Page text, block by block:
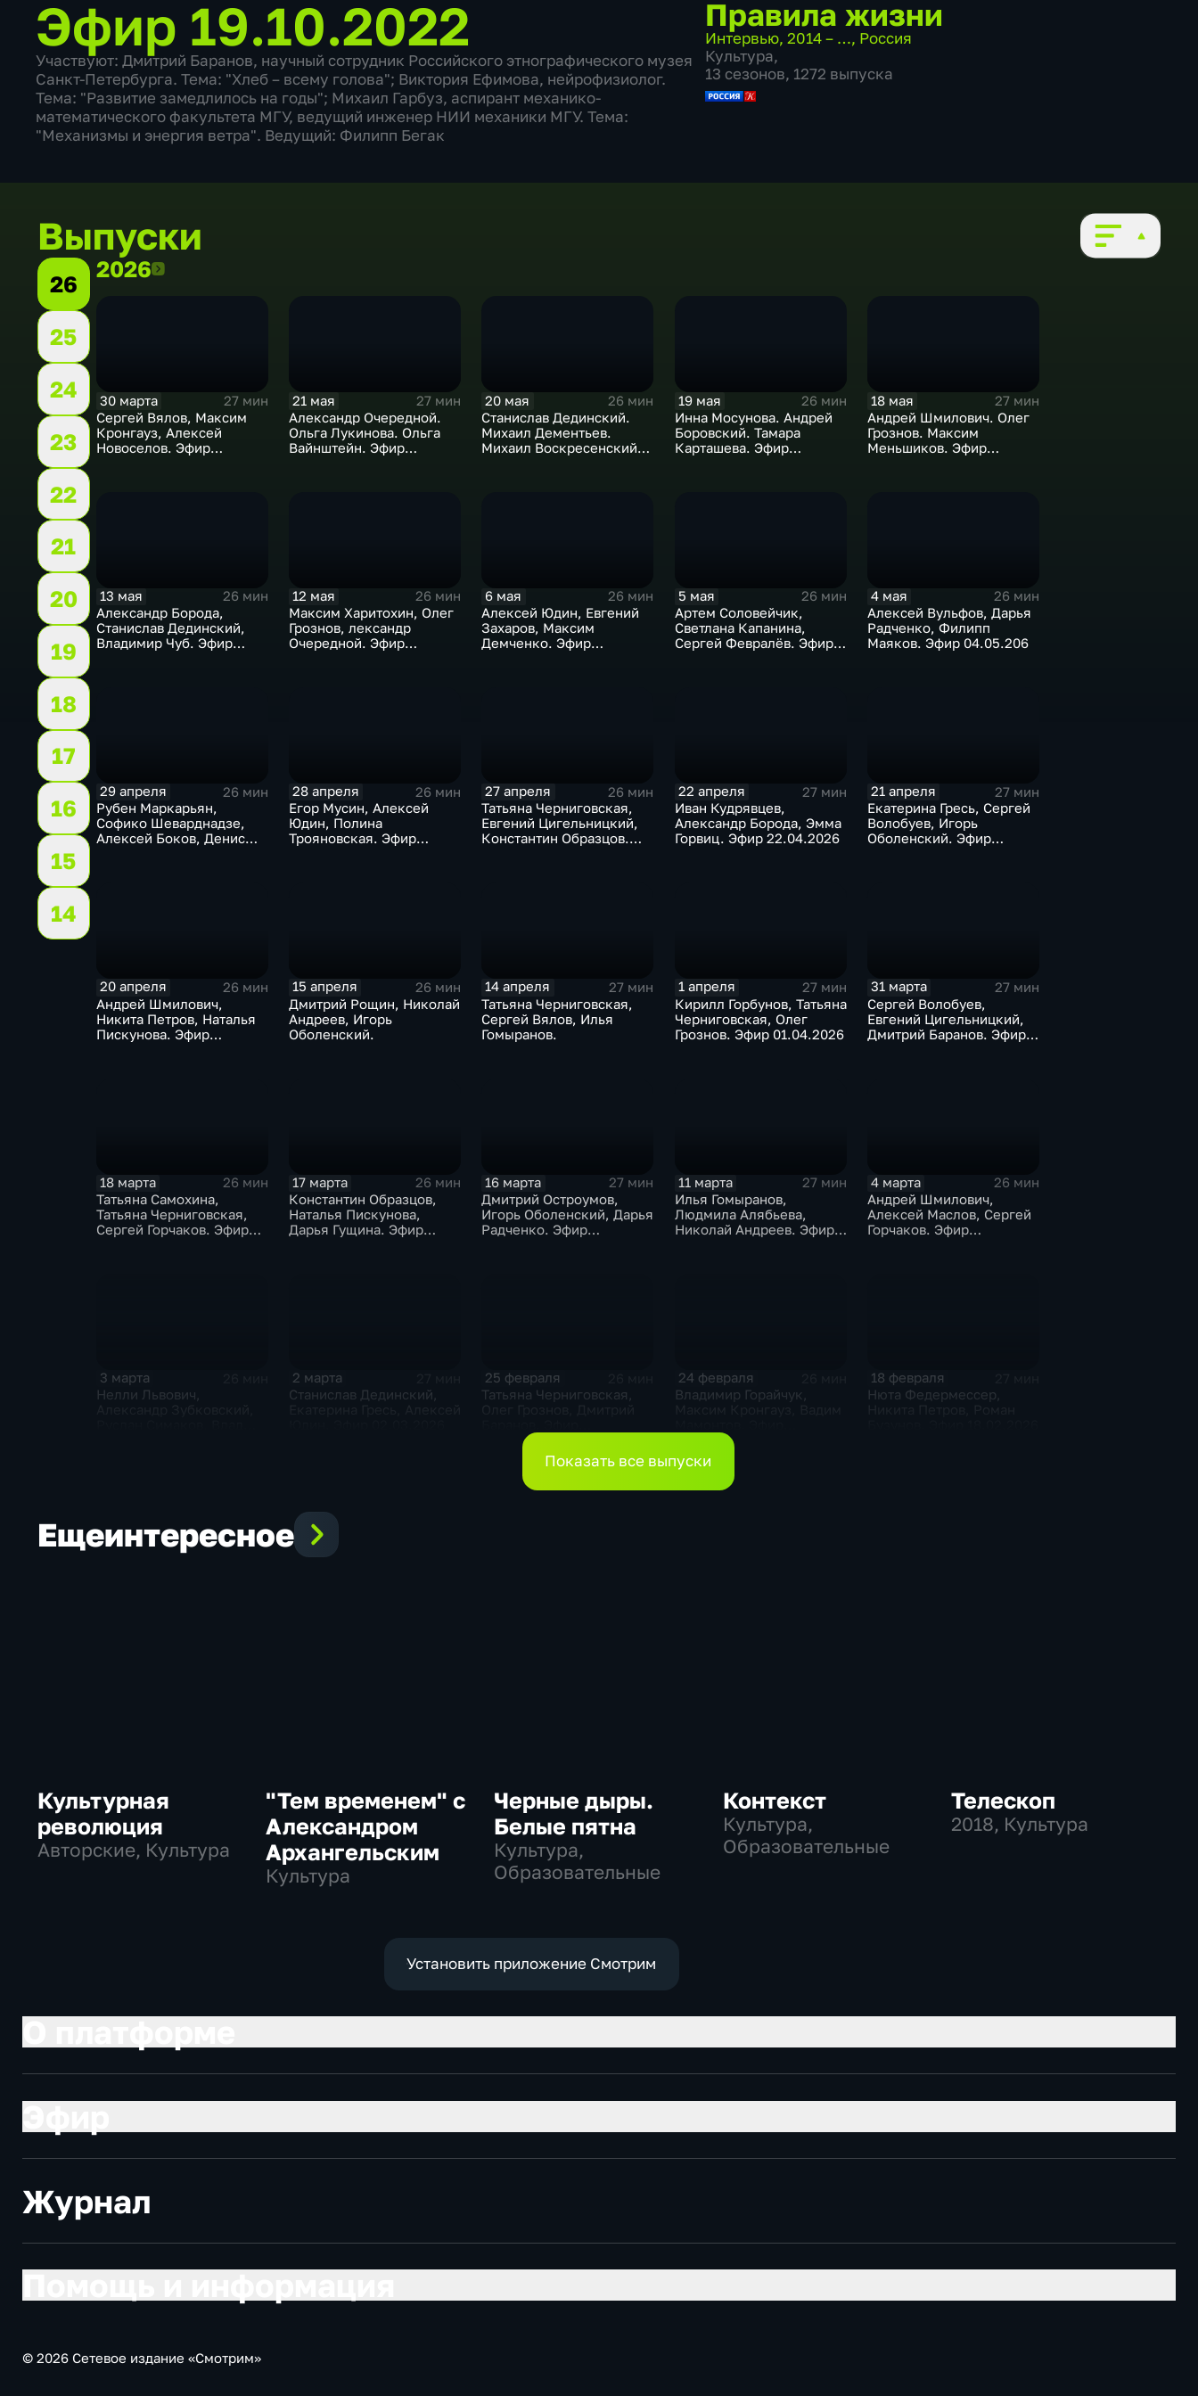
Эфир 19.10.2022
Участвуют: Дмитрий Баранов, научный сотрудник Российского этнографического музея
Санкт-Петербурга. Тема: "Хлеб – всему голова"; Виктория Ефимова, нейрофизиолог.
Тема: "Развитие замедлилось на годы"; Михаил Гарбуз, аспирант механико-
математического факультета МГУ, ведущий инженер НИИ механики МГУ. Тема:
"Механизмы и энергия ветра". Ведущий: Филипп Бегак
Правила жизни
Интервью, 2014 – …, Россия
Культура,
13 сезонов, 1272 выпуска
Выпуски
26
25
24
23
22
21
20
19
18
17
16
15
14
20262026
30 марта
27 мин
Сергей Вялов, Максим
Кронгауз, Алексей
Новоселов. Эфир
21 мая
27 мин
Александр Очередной.
Ольга Лукинова. Ольга
Вайнштейн. Эфир
20 мая
26 мин
Станислав Дединский.
Михаил Дементьев.
Михаил Воскресенский.
19 мая
26 мин
Инна Мосунова. Андрей
Боровский. Тамара
Карташева. Эфир
18 мая
27 мин
Андрей Шмилович. Олег
Грознов. Максим
Меньшиков. Эфир
13 мая
26 мин
Александр Борода,
Станислав Дединский,
Владимир Чуб. Эфир
12 мая
26 мин
Максим Харитохин, Олег
Грознов, лександр
Очередной. Эфир
6 мая
26 мин
Алексей Юдин, Евгений
Захаров, Максим
Демченко. Эфир
5 мая
26 мин
Артем Соловейчик,
Светлана Капанина,
Сергей Февралёв. Эфир
4 мая
26 мин
Алексей Вульфов, Дарья
Радченко, Филипп
Маяков. Эфир 04.05.206
29 апреля
26 мин
Рубен Маркарьян,
Софико Шеварднадзе,
Алексей Боков, Денис
28 апреля
26 мин
Егор Мусин, Алексей
Юдин, Полина
Трояновская. Эфир
27 апреля
26 мин
Татьяна Черниговская,
Евгений Цигельницкий,
Константин Образцов.
22 апреля
27 мин
Иван Кудрявцев,
Александр Борода, Эмма
Горвиц. Эфир 22.04.2026
21 апреля
27 мин
Екатерина Гресь, Сергей
Волобуев, Игорь
Оболенский. Эфир
20 апреля
26 мин
Андрей Шмилович,
Никита Петров, Наталья
Пискунова. Эфир
15 апреля
26 мин
Дмитрий Рощин, Николай
Андреев, Игорь
Оболенский.
14 апреля
27 мин
Татьяна Черниговская,
Сергей Вялов, Илья
Гомыранов.
1 апреля
27 мин
Кирилл Горбунов, Татьяна
Черниговская, Олег
Грознов. Эфир 01.04.2026
31 марта
27 мин
Сергей Волобуев,
Евгений Цигельницкий,
Дмитрий Баранов. Эфир
18 марта
26 мин
Татьяна Самохина,
Татьяна Черниговская,
Сергей Горчаков. Эфир
17 марта
26 мин
Константин Образцов,
Наталья Пискунова,
Дарья Гущина. Эфир
16 марта
27 мин
Дмитрий Остроумов,
Игорь Оболенский, Дарья
Радченко. Эфир
11 марта
27 мин
Илья Гомыранов,
Людмила Алябьева,
Николай Андреев. Эфир
4 марта
26 мин
Андрей Шмилович,
Алексей Маслов, Сергей
Горчаков. Эфир
3 марта
Нелли Львович,
2 марта
Станислав Дединский,
25 февраля
Татьяна Черниговская,
25.02.2026
24 февраля
Владимир Горайчук,
24.02.2026
18 февраля
Нюта Федермессер,
Показать все выпуски
Ещеинтересное
Культурная
революция
Авторские, Культура
"Тем временем" с
Александром
Архангельским
Культура
Черные дыры.
Белые пятна
Культура,
Образовательные
Контекст
Культура,
Образовательные
Телескоп
2018, Культура
Установить приложение Смотрим
Журнал
© 2026 Сетевое издание «Смотрим»